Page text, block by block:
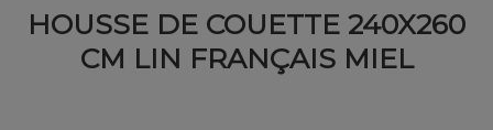
HOUSSE DE COUETTE 240X260
CM LIN FRANÇAIS MIEL